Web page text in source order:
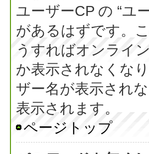
ユーザーCP の “ユ
があるはずです。
うすればオンライ
か表示されなくな
ザー名が表示され
表示されます。
ページトップ